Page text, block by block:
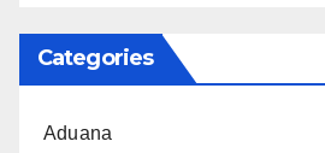
Categories
Aduana